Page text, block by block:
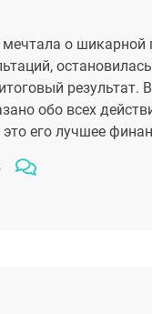
о шикарной
результат.
обо всех
его лучшее